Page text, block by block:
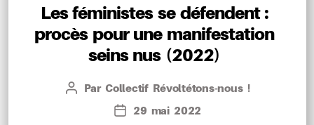
Les féministes se défendent :
procès pour une manifestation
seins nus (2022)
Auteur
Par Collectif Révoltétons-nous !
Date29 mai 2022